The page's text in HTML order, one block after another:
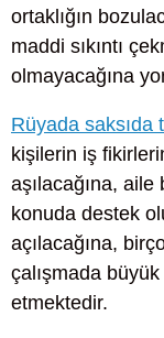
ortaklığın
maddi sıkıntı
olmayacağına
Rüyada saksıda
kişilerin iş
aşılacağına,
konuda destek
açılacağına,
çalışmada
etmektedir.